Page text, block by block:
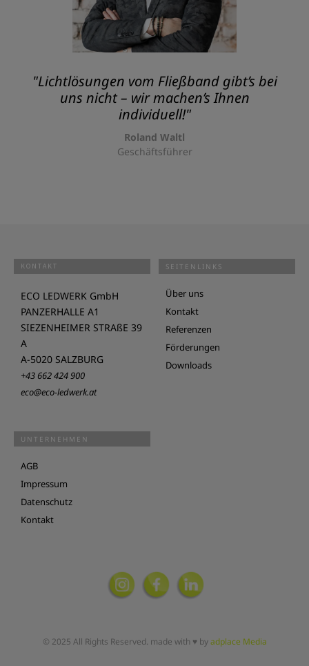
"Lichtlösungen vom Fließband gibt’s bei
uns nicht – wir machen’s Ihnen
individuell!"
Roland Waltl
Geschäftsführer
KONTAKT
ECO LEDWERK GmbH
PANZERHALLE A1
SIEZENHEIMER STRAßE 39
A
A-5020 SALZBURG
+43 662 424 900
eco@eco-ledwerk.at
SEITENLINKS
Über uns
Kontakt
Referenzen
Förderungen
Downloads
UNTERNEHMEN
AGB
Impressum
Datenschutz
Kontakt
© 2025 All Rights Reserved. made with ♥ byadplace Media